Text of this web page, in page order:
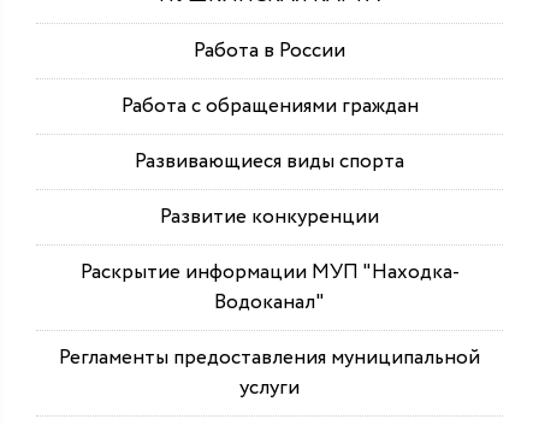
Работа в России
Работа с обращениями граждан
Развивающиеся виды спорта
Развитие конкуренции
Раскрытие информации МУП "Находка-
Водоканал"
Регламенты предоставления муниципальной
услуги